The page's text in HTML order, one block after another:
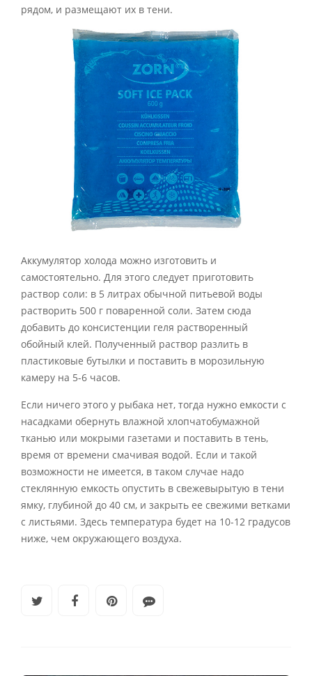
рядом, и размещают их в тени.
Аккумулятор холода можно изготовить и
самостоятельно. Для этого следует приготовить
раствор соли: в 5 литрах обычной питьевой воды
растворить 500 г поваренной соли. Затем сюда
добавить до консистенции геля растворенный
обойный клей. Полученный раствор разлить в
пластиковые бутылки и поставить в морозильную
камеру на 5-6 часов.
Если ничего этого у рыбака нет, тогда нужно емкости с
насадками обернуть влажной хлопчатобумажной
тканью или мокрыми газетами и поставить в тень,
время от времени смачивая водой. Если и такой
возможности не имеется, в таком случае надо
стеклянную емкость опустить в свежевырытую в тени
ямку, глубиной до 40 см, и закрыть ее свежими ветками
с листьями. Здесь температура будет на 10-12 градусов
ниже, чем окружающего воздуха.